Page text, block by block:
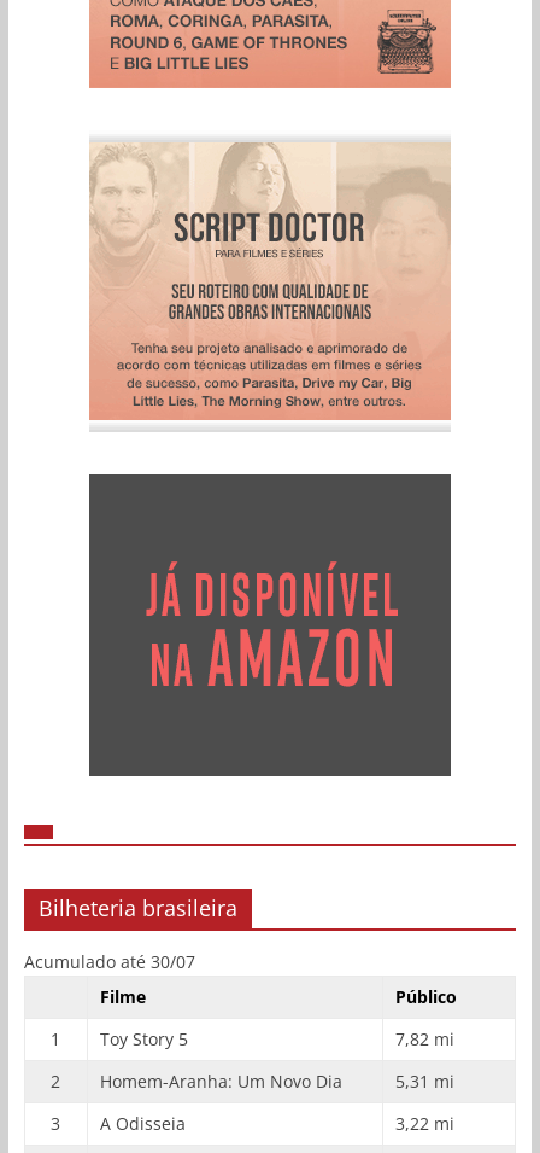
Bilheteria brasileira
Acumulado até 30/07
Filme
Público
1
Toy Story 5
7,82 mi
2
Homem-Aranha: Um Novo Dia
5,31 mi
3
A Odisseia
3,22 mi